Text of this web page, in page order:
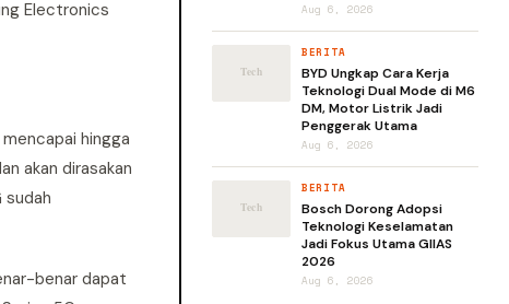
Electronics
hingga
akan dirasakan
sudah
benar dapat
Aug 6, 2026
BERITA
BYD Ungkap Cara Kerja
Teknologi Dual Mode di M6
DM, Motor Listrik Jadi
Penggerak Utama
Aug 6, 2026
BERITA
Bosch Dorong Adopsi
Teknologi Keselamatan
Jadi Fokus Utama GIIAS
2026
Aug 6, 2026